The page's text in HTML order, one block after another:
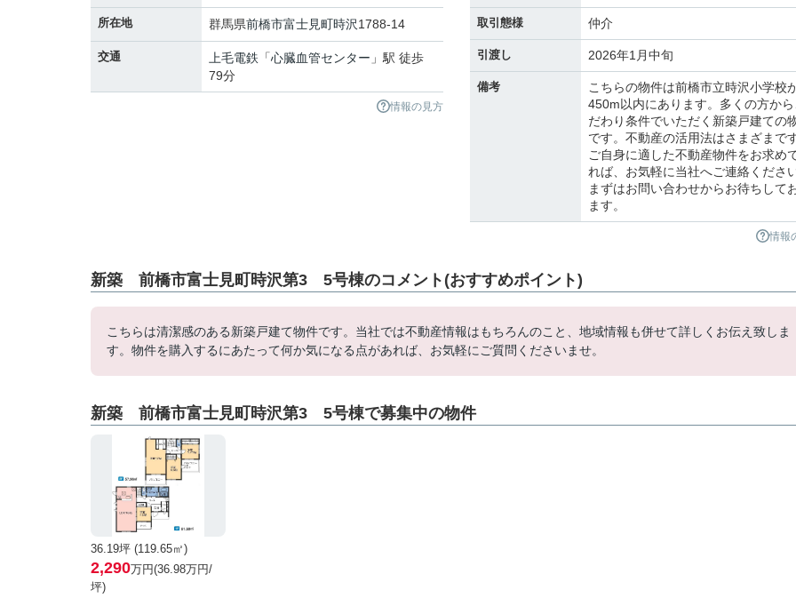
所在地 群馬県前橋市富士見町時沢1788-14
交通 上毛電鉄 「心臓血管センター 」駅 徒歩
79分
情報の見方
取引態様 仲介
引渡し 2026年1月中旬
備考
こちらの物件は前橋市立時沢小学校
450m以内にあります。多くの方か
だわり条件でいただく新築戸建ての
です。不動産の活用法はさまざまで
ご自身に適した不動産物件をお求め
れば、お気軽に当社へご連絡くださ
まずはお問い合わせからお待ちして
ます。
情報
新築 前橋市富士見町時沢第3 5号棟のコメント(おすすめポイント)
こちらは清潔感のある新築戸建て物件です。当社では不動産情報はもちろんのこと、地域情報も併せて詳しくお伝え致しま
す。物件を購入するにあたって何か気になる点があれば、お気軽にご質問くださいませ。
新築 前橋市富士見町時沢第3 5号棟で募集中の物件
36.19坪 (119.65㎡)
2,290万円(36.98万円/
坪)